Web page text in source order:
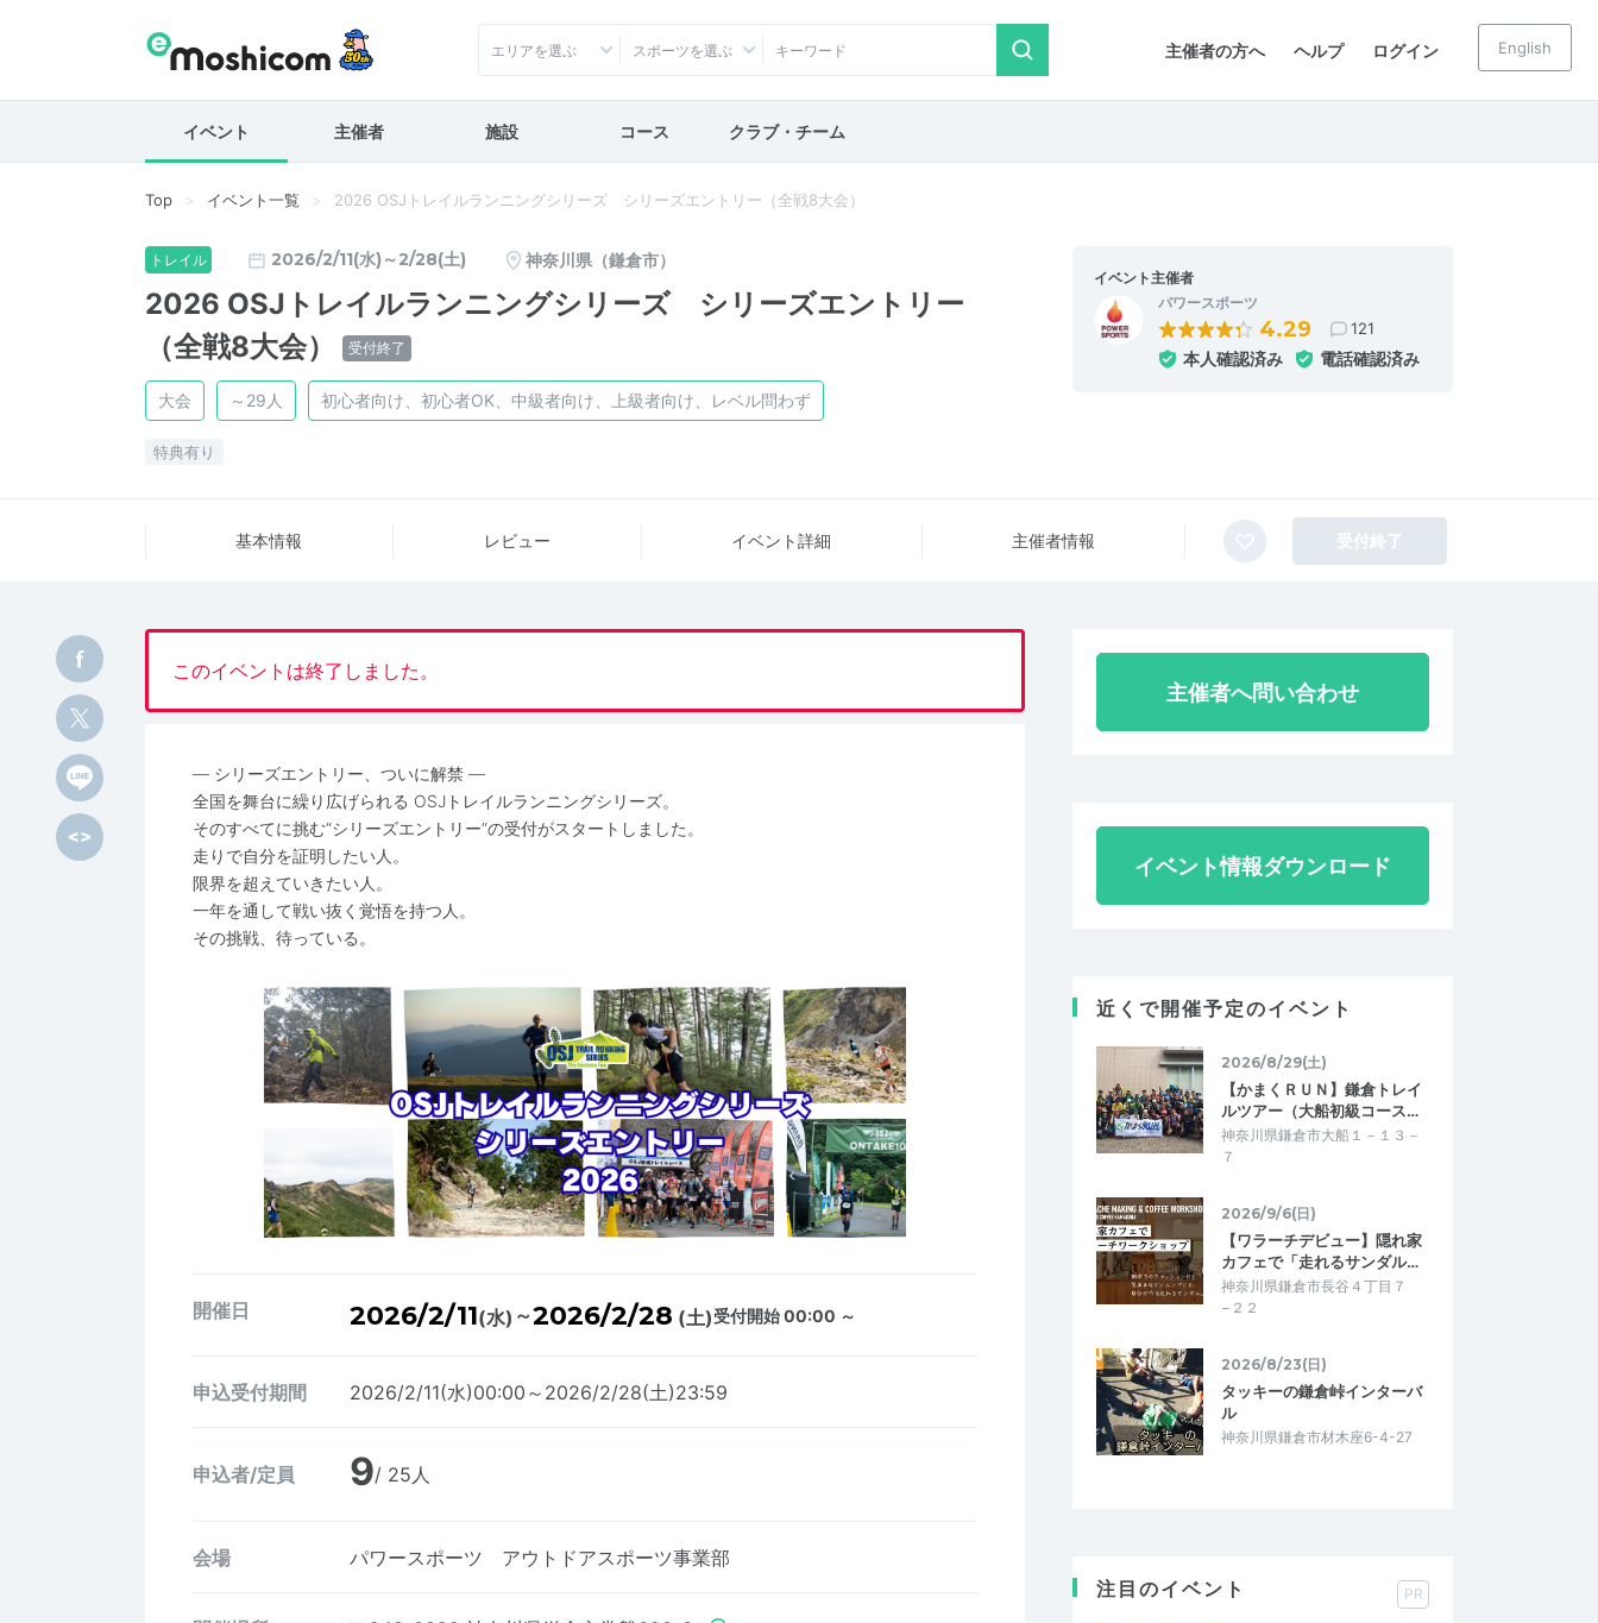
主催者の方へ ヘルプ ログイン
エリアを選ぶ スポーツを選ぶ English
イベント 主催者 施設 コース クラブ・チーム
Top イベント一覧 2026 OSJトレイルランニングシリーズ シリーズエントリー（全戦8大会）
トレイル 2026/2/11(水)～2/28(土) 神奈川県（鎌倉市）
2026 OSJトレイルランニングシリーズ シリーズエントリー
（全戦8大会）
受付終了
大会 ～29人 初心者向け、初心者OK、中級者向け、上級者向け、レベル問わず
特典有り
イベント主催者
パワースポーツ
4.29 121
本人確認済み 電話確認済み
基本情報 レビュー イベント詳細 主催者情報 受付終了
このイベントは終了しました。
― シリーズエントリー、ついに解禁 ―
全国を舞台に繰り広げられる OSJトレイルランニングシリーズ。
そのすべてに挑む“シリーズエントリー”の受付がスタートしました。
走りで自分を証明したい人。
限界を超えていきたい人。
一年を通して戦い抜く覚悟を持つ人。
その挑戦、待っている。
開催日 2026/2/11(水) ～2026/2/28 (土)受付開始 00:00 ～
申込受付期間 2026/2/11(水)00:00～2026/2/28(土)23:59
申込者/定員 9/ 25人
会場 パワースポーツ アウトドアスポーツ事業部
主催者へ問い合わせ
イベント情報ダウンロード
近くで開催予定のイベント
2026/8/29(土)
【かまくＲＵＮ】鎌倉トレイ
ルツアー（大船初級コース…
神奈川県鎌倉市大船１－１３－
７
2026/9/6(日)
【ワラーチデビュー】隠れ家
カフェで「走れるサンダル…
神奈川県鎌倉市長谷４丁目７
−２２
2026/8/23(日)
タッキーの鎌倉峠インターバ
ル
神奈川県鎌倉市材木座6-4-27
注目のイベント PR